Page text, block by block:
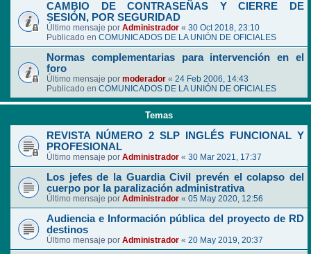
CAMBIO DE CONTRASEÑAS Y CIERRE DE
SESIÓN, POR SEGURIDAD
Último mensaje por Administrador « 30 Oct 2018, 23:10
Publicado en COMUNICADOS DE LA UNIÓN DE OFICIALES
Normas complementarias para intervención en el
foro
Último mensaje por moderador « 24 Feb 2006, 14:43
Publicado en COMUNICADOS DE LA UNIÓN DE OFICIALES
Temas
REVISTA NÚMERO 2 SLP INGLÉS FUNCIONAL Y
PROFESIONAL
Último mensaje por Administrador « 30 Mar 2021, 17:37
Los jefes de la Guardia Civil prevén el colapso del
cuerpo por la paralización administrativa
Último mensaje por Administrador « 05 May 2020, 12:56
Audiencia e Información pública del proyecto de RD
destinos
Último mensaje por Administrador « 20 May 2019, 20:37